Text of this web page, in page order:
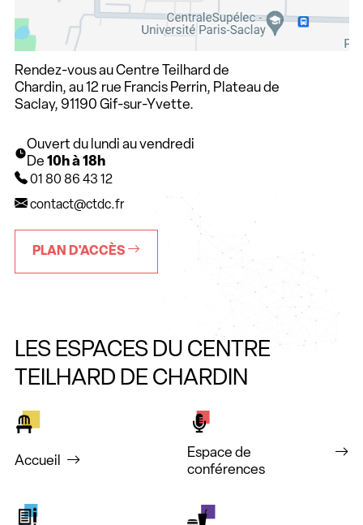
Rendez-vous au Centre Teilhard de
Chardin, au 12 rue Francis Perrin, Plateau de
Saclay, 91190 Gif-sur-Yvette.
Ouvert du lundi au vendredi
De 10h à 18h
01 80 86 43 12
contact@ctdc.fr
PLAN D'ACCÈS
LES ESPACES DU CENTRE
TEILHARD DE CHARDIN
Accueil
Espace de
conférences